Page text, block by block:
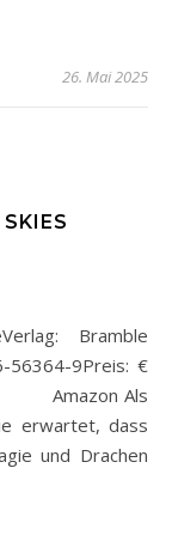
26. Mai 2025
56364-9Preis: €
Amazon Als
erwartet, dass
und Drachen